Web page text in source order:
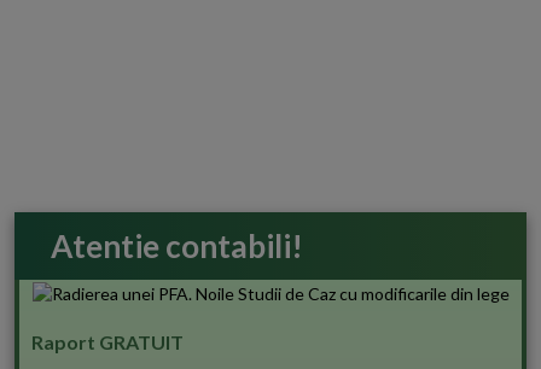
Atentie contabili!
Raport GRATUIT